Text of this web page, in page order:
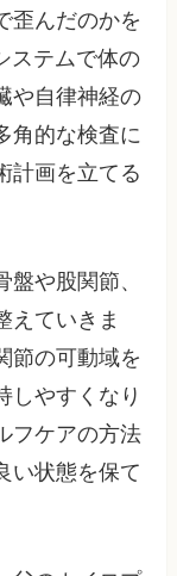
歪んだのかを
ステムで体の
や自律神経の
角的な検査に
計画を立てる
や股関節、
えていきま
節の可動域を
しやすくなり
フケアの方法
い状態を保て